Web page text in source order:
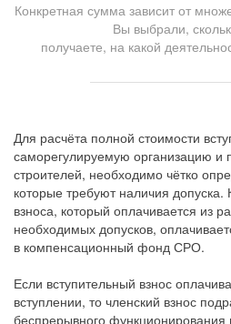
Конкретная сумма зависит от
Вы выбрали,
получаете, на какой
Для расчёта полной стоимости
саморегулируемую организацию и
строителей, необходимо чётко
которые требуют наличия допуска.
взноса, который оплачивается из
необходимых допусков,
в компенсационный фонд СРО.
Если вступительный взнос
вступлении, то членский взнос
беспрерывного функционирования